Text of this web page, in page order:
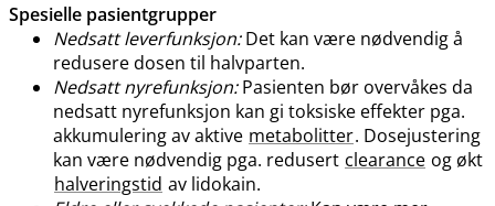
Spesielle pasientgrupper
Nedsatt leverfunksjon:Det kan være nødvendig å
redusere dosen til halvparten.
Nedsatt nyrefunksjon:Pasienten bør overvåkes da
nedsatt nyrefunksjon kan gi toksiske effekter pga.
akkumulering av aktive metabolitter. Dosejustering
kan være nødvendig pga. redusert clearance og økt
halveringstid av lidokain.